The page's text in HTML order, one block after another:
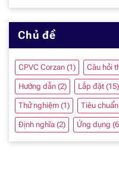
Chủ đề
CPVC Corzan (1) Câu hỏi
Hướng dẫn (2) Lắp đặt (15)
Thử nghiệm (1) Tiêu
Định nghĩa (2) Ứng dụng